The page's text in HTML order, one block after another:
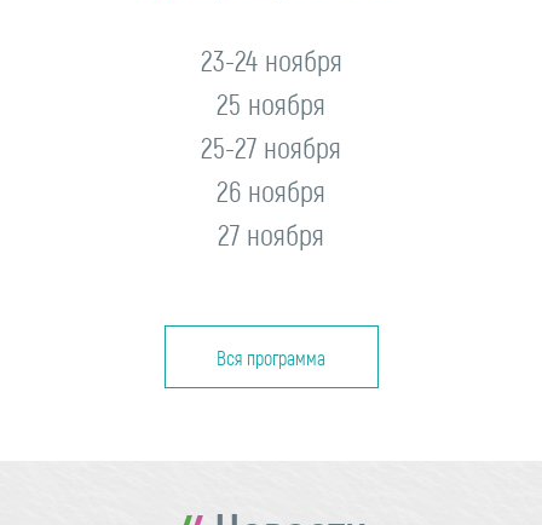
23-24 ноября
25 ноября
25-27 ноября
26 ноября
27 ноября
Вся программа